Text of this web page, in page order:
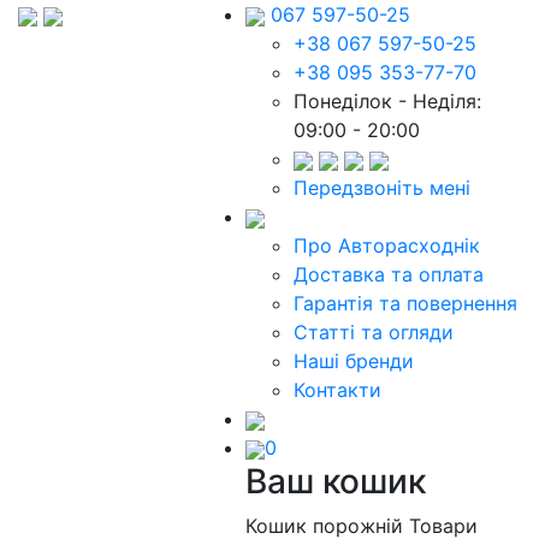
067 597-50-25
+38 067 597-50-25
+38 095 353-77-70
Понеділок - Неділя:
09:00 - 20:00
Передзвоніть мені
Про Авторасходнік
Доставка та оплата
Гарантія та повернення
Статті та огляди
Наші бренди
Контакти
0
Ваш кошик
Кошик порожнійТовари